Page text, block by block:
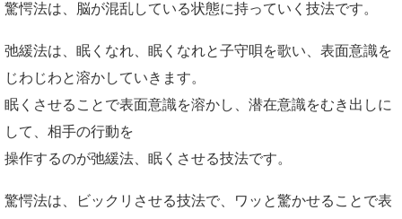
驚愕法は、脳が混乱している状態に持っていく技法です。
弛緩法は、眠くなれ、眠くなれと子守唄を歌い、表面意識を
じわじわと溶かしていきます。
眠くさせることで表面意識を溶かし、潜在意識をむき出しに
して、相手の行動を
操作するのが弛緩法、眠くさせる技法です。
驚愕法は、ビックリさせる技法で、ワッと驚かせることで表